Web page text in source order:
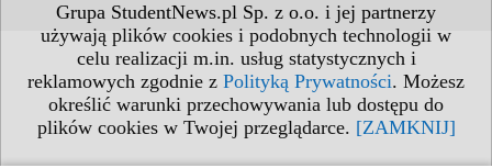
Grupa StudentNews.pl Sp. z o.o. i jej partnerzy
używają plików cookies i podobnych technologii w
celu realizacji m.in. usług statystycznych i
reklamowych zgodnie z Polityką Prywatności. Możesz
określić warunki przechowywania lub dostępu do
plików cookies w Twojej przeglądarce. [ZAMKNIJ]